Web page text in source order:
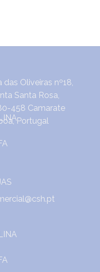
das Oliveiras nº18,
Santa Rosa,
458 Camarate
Portugal